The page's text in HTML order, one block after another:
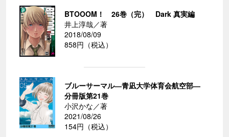
BTOOOM！ 26巻（完） Dark 真実編
井上淳哉／著
2018/08/09
858円（税込）
ブルーサーマル―青凪大学体育会航空部―
分冊版第21巻
小沢かな／著
2021/08/26
154円（税込）